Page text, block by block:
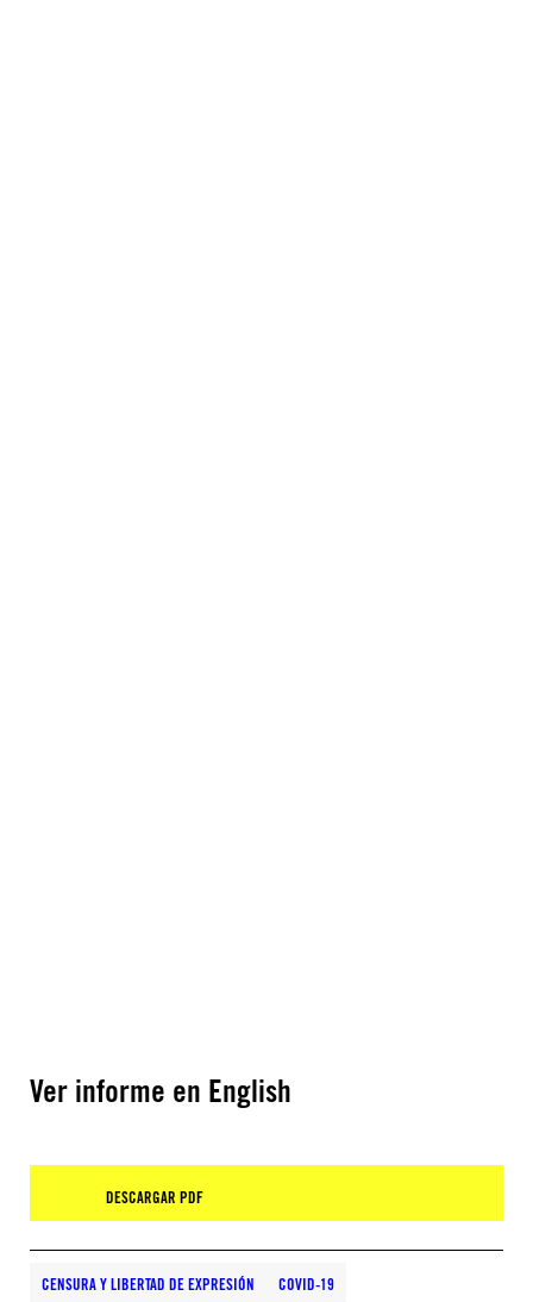
Ver informe en English
DESCARGAR PDF
CENSURA Y LIBERTAD DE EXPRESIÓN COVID-19